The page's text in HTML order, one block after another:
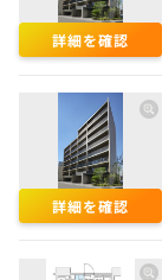
詳細を確認
詳細を確認